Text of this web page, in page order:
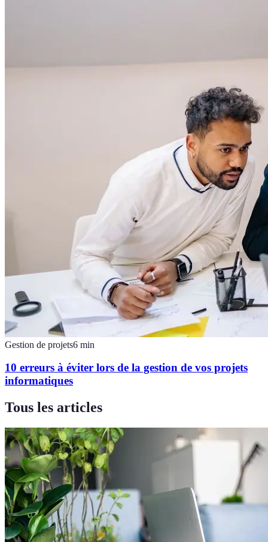
Gestion de projets6 min
10 erreurs à éviter lors de la gestion de vos projets
informatiques
Tous les articles